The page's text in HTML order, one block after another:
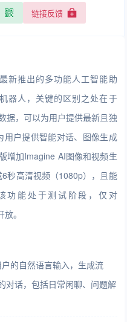
链接反馈
新推出的多功能人工智能助
器人，关键的区别之处在于
据，可以为用户提供最新且独
户提供智能对话、图像生成
增加Imagine AI图像和视频生
秒高清视频（1080p），且能
功能处于测试阶段，仅对
。
的自然语言输入，生成流
对话，包括日常闲聊、问题解